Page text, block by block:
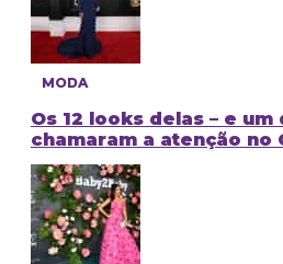
MODA
Os 12 looks delas – e
chamaram a atenção no